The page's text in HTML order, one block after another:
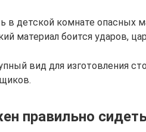
в детской комнате опасных
материал боится ударов,
вид для изготовления
правильно